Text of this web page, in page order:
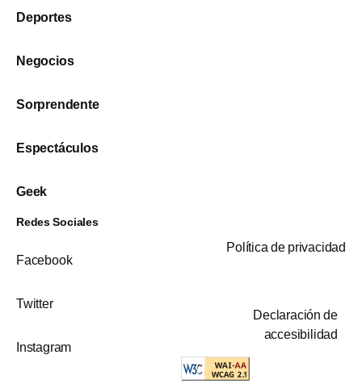
Deportes
Negocios
Sorprendente
Espectáculos
Geek
Redes Sociales
Facebook
Twitter
Instagram
Política de privacidad
Declaración de
accesibilidad